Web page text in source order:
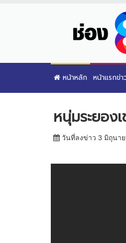
หน้าหลัก หน้าแรกข่า
หนุ่มระยอง
วันที่ลงข่าว 3 มิถุนา